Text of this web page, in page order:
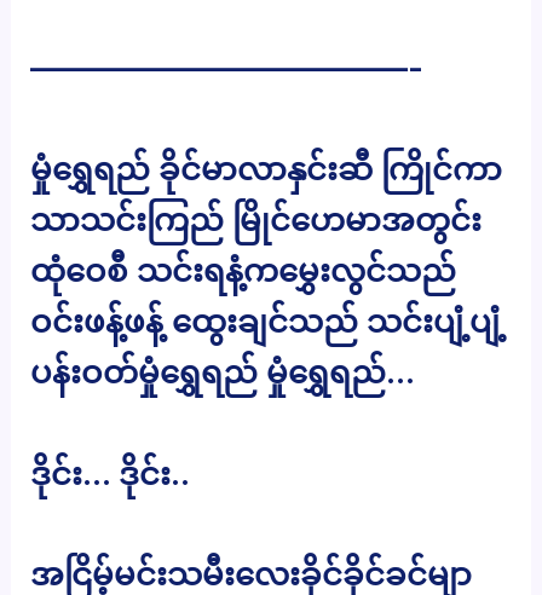
————————————-
မှုံရွှေရည် ခိုင်မာလာနှင်းဆီ ကြိုင်ကာ
သာသင်းကြည် မြိုင်ဟေမာအတွင်း
ထုံဝေစီ သင်းရနံ့ကမွှေးလွင်သည်
ဝင်းဖန့်ဖန့် ထွေးချင်သည် သင်းပျံ့ပျံ့
ပန်းဝတ်မှုံရွှေရည် မှုံရွှေရည်…
ဒိုင်း… ဒိုင်း..
အငြိမ့်မင်းသမီးလေးခိုင်ခိုင်ခင်မျာ